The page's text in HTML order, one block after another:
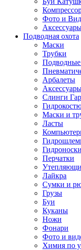
Фото и
Подводная охота
Маски
Трубки
Арбалеты
Слинги
Маски и
Ласты
Гидроноски
Перчатки
Лайкра
Сумки и
Грузы
Буи
Куканы
Ножи
Фонари
Фото и
Химия по